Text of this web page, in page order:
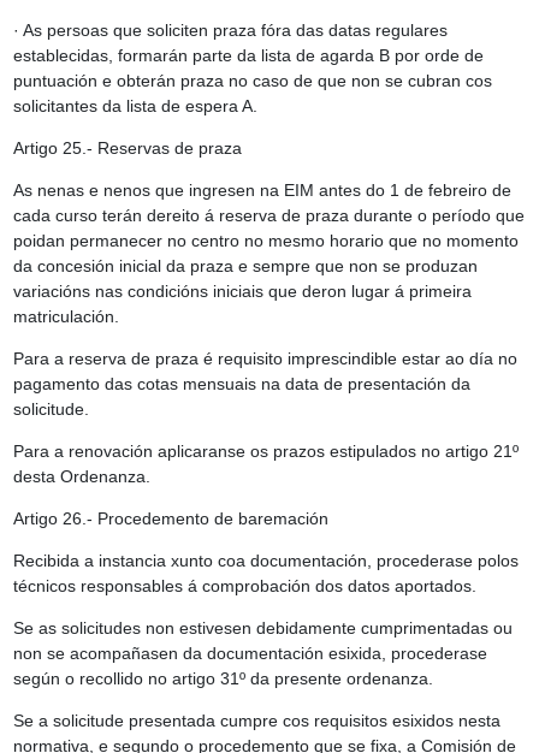
· As persoas que soliciten praza fóra das datas regulares
establecidas, formarán parte da lista de agarda B por orde de
puntuación e obterán praza no caso de que non se cubran cos
solicitantes da lista de espera A.
Artigo 25.- Reservas de praza
As nenas e nenos que ingresen na EIM antes do 1 de febreiro de
cada curso terán dereito á reserva de praza durante o período que
poidan permanecer no centro no mesmo horario que no momento
da concesión inicial da praza e sempre que non se produzan
variacións nas condicións iniciais que deron lugar á primeira
matriculación.
Para a reserva de praza é requisito imprescindible estar ao día no
pagamento das cotas mensuais na data de presentación da
solicitude.
Para a renovación aplicaranse os prazos estipulados no artigo 21º
desta Ordenanza.
Artigo 26.- Procedemento de baremación
Recibida a instancia xunto coa documentación, procederase polos
técnicos responsables á comprobación dos datos aportados.
Se as solicitudes non estivesen debidamente cumprimentadas ou
non se acompañasen da documentación esixida, procederase
según o recollido no artigo 31º da presente ordenanza.
Se a solicitude presentada cumpre cos requisitos esixidos nesta
normativa, e segundo o procedemento que se fixa, a Comisión de